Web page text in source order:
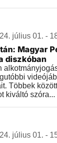
július 01. -
Magyar
diszkóban
Többek
kiváltó szóra...
július 01. -